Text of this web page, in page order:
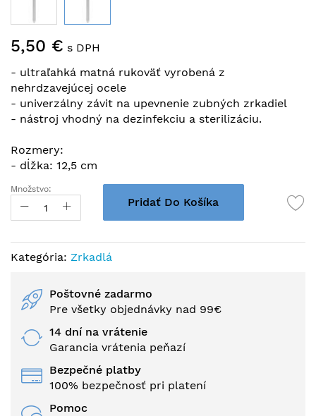
na
galérie
obrázkov
5,50 € s DPH
- ultraľahká matná rukoväť vyrobená z
nehrdzavejúcej ocele
- univerzálny závit na upevnenie zubných zrkadiel
- nástroj vhodný na dezinfekciu a sterilizáciu.
Rozmery:
- dĺžka: 12,5 cm
Množstvo:
Pridať Do Košíka
Kategória: Zrkadlá
Poštovné zadarmo
Pre všetky objednávky nad 99€
14 dní na vrátenie
Garancia vrátenia peňazí
Bezpečné platby
100% bezpečnosť pri platení
Pomoc